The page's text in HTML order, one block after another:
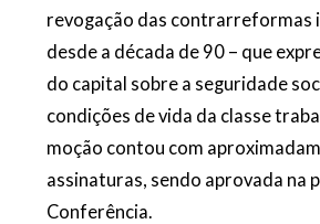
revogação das contrarreformas
desde a década de 90 – que
do capital sobre a seguridade
condições de vida da classe
moção contou com
assinaturas, sendo aprovada na
Conferência.